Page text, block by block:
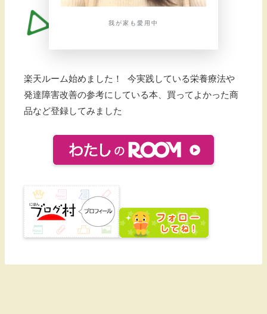
我が家も愛用中
楽天ルーム始めました！ 今実践している栄養療法や
発達障害改善の参考にしている本、買ってよかった商
品など登録してみました